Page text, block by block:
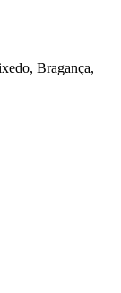
Bragança,